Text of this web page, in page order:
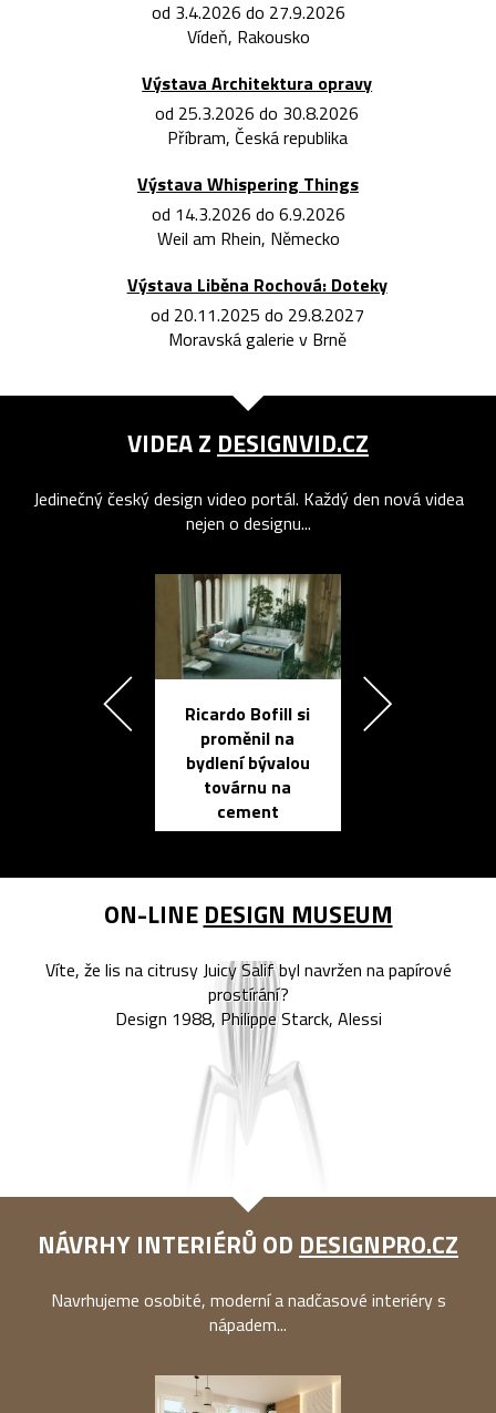
od 3.4.2026 do 27.9.2026
Vídeň, Rakousko
Výstava Architektura opravy
od 25.3.2026 do 30.8.2026
Příbram, Česká republika
Výstava Whispering Things
od 14.3.2026 do 6.9.2026
Weil am Rhein, Německo
Výstava Liběna Rochová: Doteky
od 20.11.2025 do 29.8.2027
Moravská galerie v Brně
VIDEA Z DESIGNVID.CZ
Jedinečný český design video portál. Každý den nová videa
nejen o designu...
Ricardo Bofill si
proměnil na
bydlení bývalou
továrnu na
cement
ON-LINE DESIGN MUSEUM
Víte, že lis na citrusy Juicy Salif byl navržen na papírové
prostírání?
Design 1988, Philippe Starck, Alessi
NÁVRHY INTERIÉRŮ OD DESIGNPRO.CZ
Navrhujeme osobité, moderní a nadčasové interiéry s
nápadem...